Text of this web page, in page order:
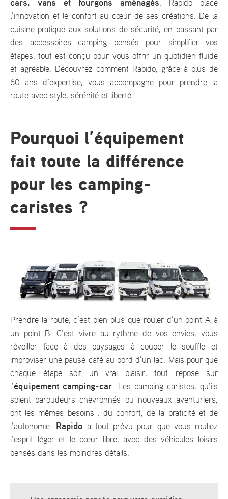
cars, vans et fourgons aménagés, Rapido place
l’innovation et le confort au cœur de ses créations. De la
cuisine pratique aux solutions de sécurité, en passant par
des accessoires camping pensés pour simplifier vos
étapes, tout est conçu pour vous offrir un quotidien fluide
et agréable. Découvrez comment Rapido, grâce à plus de
60 ans d’expertise, vous accompagne pour prendre la
route avec style, sérénité et liberté !
Pourquoi l’équipement
fait toute la différence
pour les camping-
caristes ?
Prendre la route, c’est bien plus que rouler d’un point A à
un point B. C’est vivre au rythme de vos envies, vous
réveiller face à des paysages à couper le souffle et
improviser une pause café au bord d’un lac. Mais pour que
chaque étape soit un vrai plaisir, tout repose sur
l’équipement camping-car . Les camping-caristes, qu’ils
soient baroudeurs chevronnés ou nouveaux aventuriers,
ont les mêmes besoins : du confort, de la praticité et de
l’autonomie.
Rapido a tout prévu pour que vous rouliez
l’esprit léger et le cœur libre, avec des véhicules loisirs
pensés dans les moindres détails.